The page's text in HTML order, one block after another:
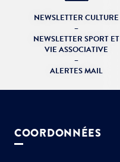
NEWSLETTER CULTURE
–
NEWSLETTER SPORT ET
VIE ASSOCIATIVE
–
ALERTES MAIL
COORDONNÉES